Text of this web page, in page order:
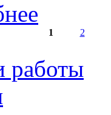
1 2
работы